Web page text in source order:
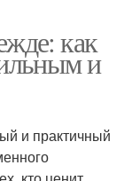
как
и
и практичный